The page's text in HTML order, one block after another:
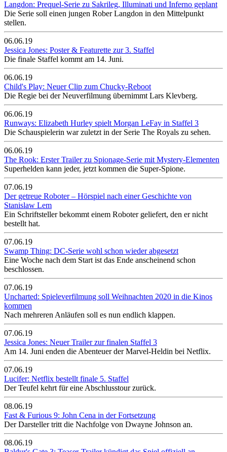
Langdon: Prequel-Serie zu Sakrileg, Illuminati und Inferno geplant
Die Serie soll einen jungen Rober Langdon in den Mittelpunkt
stellen.
06.06.19
Jessica Jones: Poster & Featurette zur 3. Staffel
Die finale Staffel kommt am 14. Juni.
06.06.19
Child's Play: Neuer Clip zum Chucky-Reboot
Die Regie bei der Neuverfilmung übernimmt Lars Klevberg.
06.06.19
Runways: Elizabeth Hurley spielt Morgan LeFay in Staffel 3
Die Schauspielerin war zuletzt in der Serie The Royals zu sehen.
06.06.19
The Rook: Erster Trailer zu Spionage-Serie mit Mystery-Elementen
Superhelden kann jeder, jetzt kommen die Super-Spione.
07.06.19
Der getreue Roboter – Hörspiel nach einer Geschichte von
Stanislaw Lem
Ein Schriftsteller bekommt einem Roboter geliefert, den er nicht
bestellt hat.
07.06.19
Swamp Thing: DC-Serie wohl schon wieder abgesetzt
Eine Woche nach dem Start ist das Ende anscheinend schon
beschlossen.
07.06.19
Uncharted: Spieleverfilmung soll Weihnachten 2020 in die Kinos
kommen
Nach mehreren Anläufen soll es nun endlich klappen.
07.06.19
Jessica Jones: Neuer Trailer zur finalen Staffel 3
Am 14. Juni enden die Abenteuer der Marvel-Heldin bei Netflix.
07.06.19
Lucifer: Netflix bestellt finale 5. Staffel
Der Teufel kehrt für eine Abschlusstour zurück.
08.06.19
Fast & Furious 9: John Cena in der Fortsetzung
Der Darsteller tritt die Nachfolge von Dwayne Johnson an.
08.06.19